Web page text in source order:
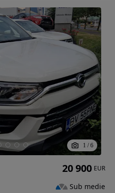
1 / 6
20 900 EUR
Sub medie